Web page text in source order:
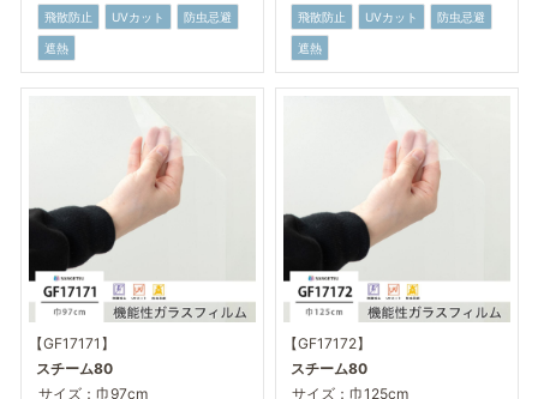
飛散防止 UVカット 防虫忌避
遮熱
飛散防止 UVカット 防虫忌避
遮熱
【GF17171】
スチーム80
サイズ：巾97cm
【GF17172】
スチーム80
サイズ：巾125cm